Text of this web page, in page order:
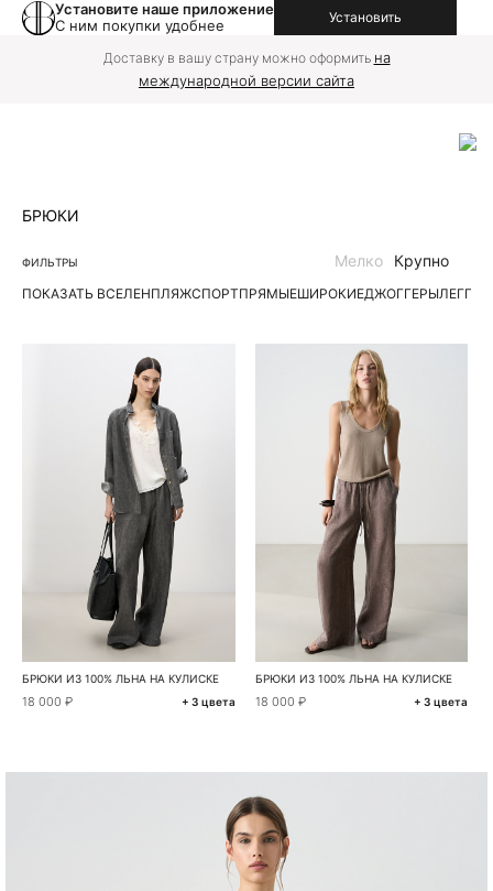
Установите наше приложение
С ним покупки удобнее
Установить
Доставку в вашу страну можно оформить на
международной версии сайта
БРЮКИ
ФИЛЬТРЫ
ПОКАЗАТЬ ВСЕЛЕНПЛЯЖСПОРТПРЯМЫЕШИРОКИЕДЖОГГЕРЫ
Мелко Крупно
БРЮКИ ИЗ 100% ЛЬНА НА КУЛИСКЕ
18 000 ₽ + 3 цвета
БРЮКИ ИЗ 100% ЛЬНА НА КУЛИСКЕ
18 000 ₽ + 3 цвета